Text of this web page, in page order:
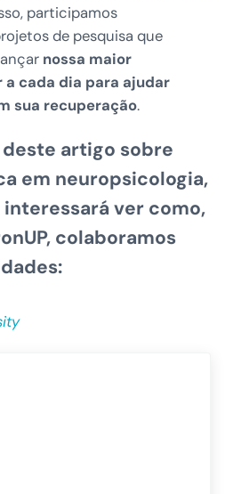
participamos
de pesquisa que
nossa maior
a cada dia para ajudar
sua recuperação.
artigo sobre
em neuropsicologia,
ver como,
colaboramos